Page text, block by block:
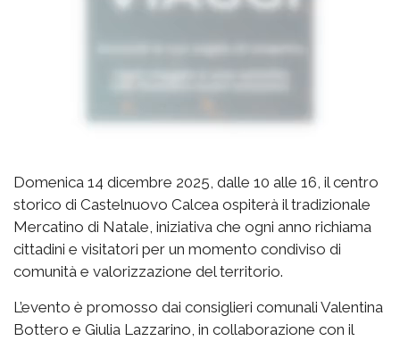
Domenica 14 dicembre 2025, dalle 10 alle 16, il centro
storico di Castelnuovo Calcea ospiterà il tradizionale
Mercatino di Natale, iniziativa che ogni anno richiama
cittadini e visitatori per un momento condiviso di
comunità e valorizzazione del territorio.
L’evento è promosso dai consiglieri comunali Valentina
Bottero e Giulia Lazzarino, in collaborazione con il